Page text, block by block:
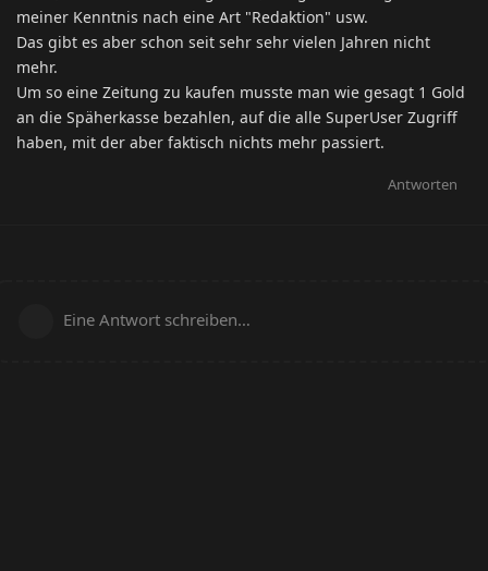
meiner Kenntnis nach eine Art "Redaktion" usw.
Das gibt es aber schon seit sehr sehr vielen Jahren nicht
mehr.
Um so eine Zeitung zu kaufen musste man wie gesagt 1 Gold
an die Späherkasse bezahlen, auf die alle SuperUser Zugriff
haben, mit der aber faktisch nichts mehr passiert.
Antworten
Eine Antwort schreiben…